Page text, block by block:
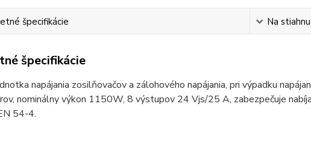
špecifikácie Na
špecifikácie
napájania zosilňovačov a zálohového napájania, pri výpadku
nominálny výkon 1150W, 8 výstupov 24 Vjs/25 A, zabezpečuje
54-4.